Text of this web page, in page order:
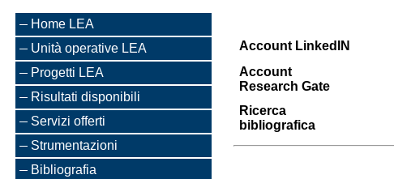
Home LEA
Unità operative LEA
Progetti LEA
Risultati disponibili
Servizi offerti
Strumentazioni
Bibliografia
Account LinkedIN
Account
Research Gate
Ricerca
bibliografica